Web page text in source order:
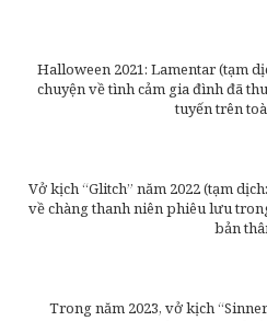
Halloween 2021: Lamentar (tạm
chuyện về tình cảm gia đình đã
tuyến trên
Vở kịch “Glitch” năm 2022 (tạm
về chàng thanh niên phiêu lưu
bản
Trong năm 2023, vở kịch